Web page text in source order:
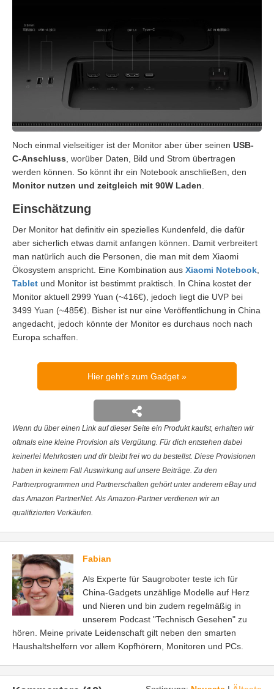
Noch einmal vielseitiger ist der Monitor aber über seinen USB-
C-Anschluss, worüber Daten, Bild und Strom übertragen
werden können. So könnt ihr ein Notebook anschließen, den
Monitor nutzen und zeitgleich mit 90W Laden.
Einschätzung
Der Monitor hat definitiv ein spezielles Kundenfeld, die dafür
aber sicherlich etwas damit anfangen können. Damit verbreitert
man natürlich auch die Personen, die man mit dem Xiaomi
Ökosystem anspricht. Eine Kombination aus Xiaomi Notebook,
Tablet und Monitor ist bestimmt praktisch. In China kostet der
Monitor aktuell 2999 Yuan (~416€), jedoch liegt die UVP bei
3499 Yuan (~485€). Bisher ist nur eine Veröffentlichung in China
angedacht, jedoch könnte der Monitor es durchaus noch nach
Europa schaffen.
Hier geht's zum Gadget
Wenn du über einen Link auf dieser Seite ein Produkt kaufst, erhalten wir
oftmals eine kleine Provision als Vergütung. Für dich entstehen dabei
keinerlei Mehrkosten und dir bleibt frei wo du bestellst. Diese Provisionen
haben in keinem Fall Auswirkung auf unsere Beiträge. Zu den
Partnerprogrammen und Partnerschaften gehört unter anderem eBay und
das Amazon PartnerNet. Als Amazon-Partner verdienen wir an
qualifizierten Verkäufen.
Fabian
Als Experte für Saugroboter teste ich für
China-Gadgets unzählige Modelle auf Herz
und Nieren und bin zudem regelmäßig in
unserem Podcast "Technisch Gesehen" zu
hören. Meine private Leidenschaft gilt neben den smarten
Haushaltshelfern vor allem Kopfhörern, Monitoren und PCs.